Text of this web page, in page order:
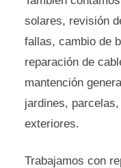
solares, revisión
fallas, cambio de
reparación de
mantención
jardines,
exteriores.
Trabajamos con